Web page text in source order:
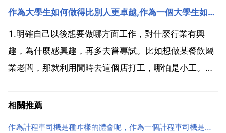
方向感，永遠在繞迷宮，頭都會繞暈 首先你要分清東南
西北，一般手機都有指南針，然後計數，比如，第一個
是左拐...
作為大學生如何做得比別人更卓越,作為一個大學生如何做得比別人更卓越
1.明確自己以後想要做哪方面工作，對什麼行業有興
趣，為什麼感興趣，再多去嘗專試。比如想做某餐飲屬
業老闆，那就利用閒時去這個店打工，哪怕是小工。多
書。不要想著工作後再考。工作後沒時間的。3.熟練掌
相關推薦
作為計程車司機是種咋樣的體會呢，作為一個計程車司機是種咋樣的體會呢？